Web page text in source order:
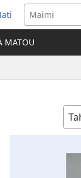
MATOU